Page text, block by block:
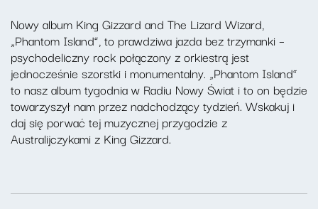
Nowy album King Gizzard and The Lizard Wizard,
„Phantom Island”, to prawdziwa jazda bez trzymanki –
psychodeliczny rock połączony z orkiestrą jest
jednocześnie szorstki i monumentalny. „Phantom Island”
to nasz album tygodnia w Radiu Nowy Świat i to on będzie
towarzyszył nam przez nadchodzący tydzień. Wskakuj i
daj się porwać tej muzycznej przygodzie z
Australijczykami z King Gizzard.